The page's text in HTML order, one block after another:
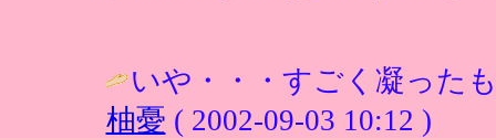
いや・・・すごく凝った
柚憂 ( 2002-09-03 10:12 )